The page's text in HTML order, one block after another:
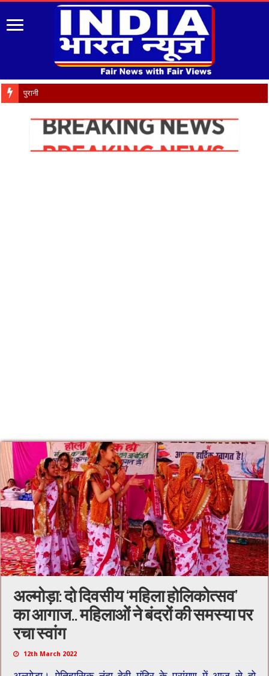
पुरानी पेंशन बहाली को लेकर 9 अ
अल्मोड़ा: दो दिवसीय ‘महिला होलिकोत्सव’
का आगाज.. महिलाओं ने बंदरों की समस्या पर
रचा स्वांग
12th March 2022